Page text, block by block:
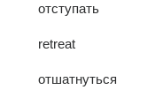
отступать
retreat
отшатнуться